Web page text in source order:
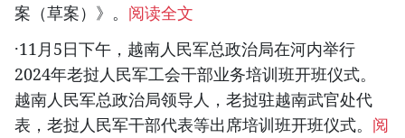
案（草案）》。 阅读全文
·11月5日下午，越南人民军总政治局在河内举行
2024年老挝人民军工会干部业务培训班开班仪式。
越南人民军总政治局领导人，老挝驻越南武官处代
表，老挝人民军干部代表等出席培训班开班仪式。 阅